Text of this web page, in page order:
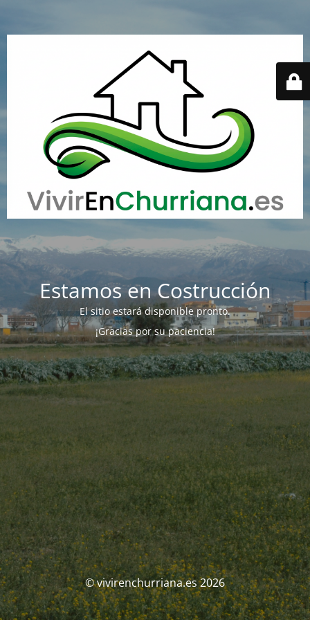
Estamos en Costrucción
El sitio estará disponible pronto.
¡Gracias por su paciencia!
© vivirenchurriana.es 2026